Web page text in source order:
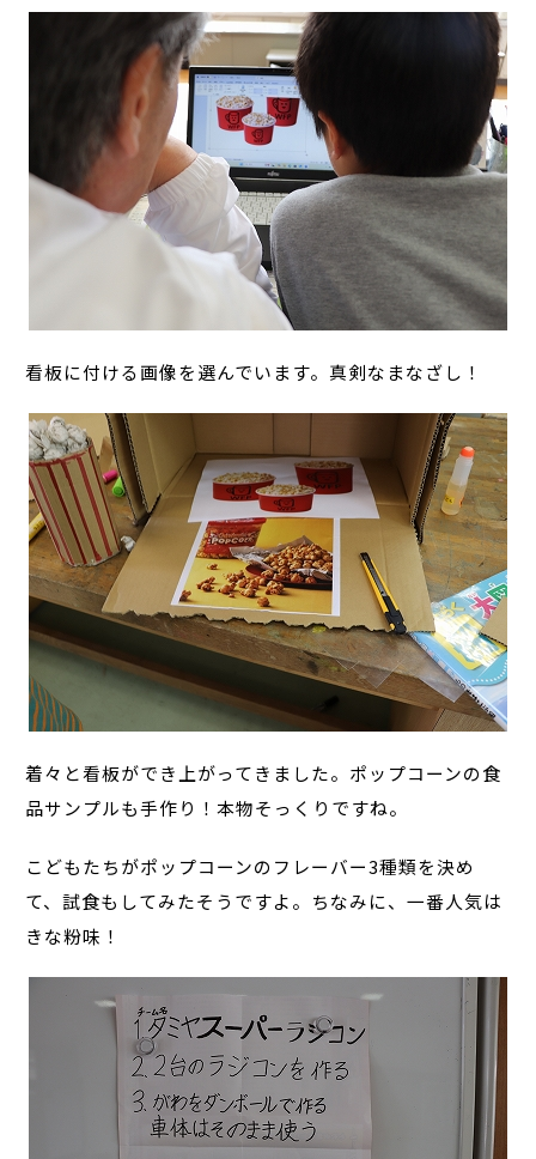
看板に付ける画像を選んでいます。真剣なまなざし！
着々と看板ができ上がってきました。ポップコーンの食
品サンプルも手作り！本物そっくりですね。
こどもたちがポップコーンのフレーバー3種類を決め
て、試食もしてみたそうですよ。ちなみに、一番人気は
きな粉味！